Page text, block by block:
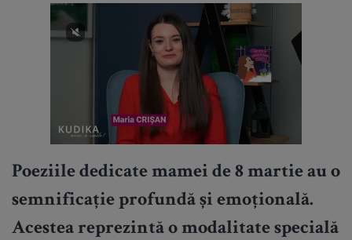
Poeziile dedicate mamei de 8 martie au o
semnificație profundă și emoțională.
Acestea reprezintă o modalitate specială